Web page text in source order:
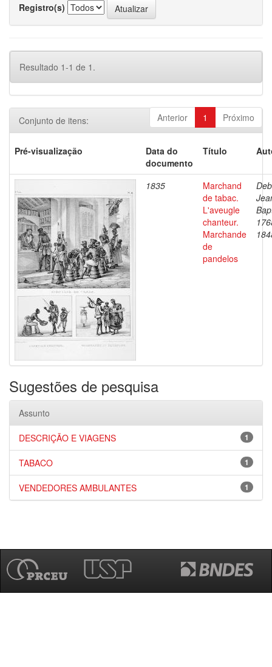
Registro(s)
Resultado 1-1 de 1.
Anterior 1 Próximo
Conjunto de itens:
Pré-visualização
Data do
documento
Título
1835
Marchand
de tabac.
L'aveugle
chanteur.
Marchande
de
pandelos
Sugestões de pesquisa
Assunto
1
DESCRIÇÃO E VIAGENS
1
TABACO
1
VENDEDORES AMBULANTES